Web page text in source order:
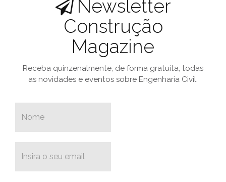
Newsletter
Construção
Magazine
Receba quinzenalmente, de forma gratuita, todas
as novidades e eventos sobre Engenharia Civil.